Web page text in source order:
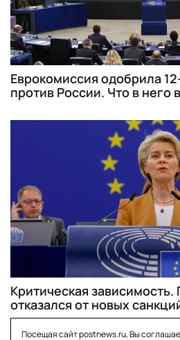
Еврокомиссия одобрила
против России. Что в него
Критическая
отказался от новых
Посещая сайт postnews.ru, Вы